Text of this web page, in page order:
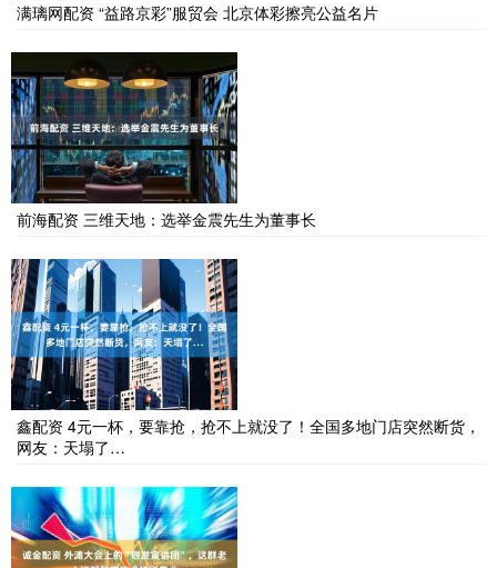
满璃网配资 “益路京彩”服贸会 北京体彩擦亮公益名片
前海配资 三维天地：选举金震先生为董事长
鑫配资 4元一杯，要靠抢，抢不上就没了！全国多地门店突然断货，
网友：天塌了…